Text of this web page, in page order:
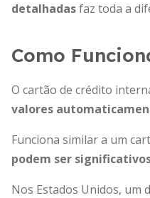
detalhadasfaz toda a
Como
O cartão de crédito
valores
Funciona similar a um
podem ser
Nos Estados Unidos, um